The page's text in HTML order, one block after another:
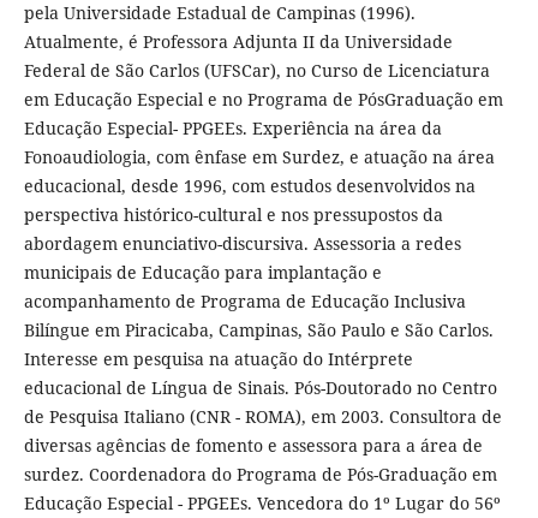
pela Universidade Estadual de Campinas (1996).
Atualmente, é Professora Adjunta II da Universidade
Federal de São Carlos (UFSCar), no Curso de Licenciatura
em Educação Especial e no Programa de PósGraduação em
Educação Especial- PPGEEs. Experiência na área da
Fonoaudiologia, com ênfase em Surdez, e atuação na área
educacional, desde 1996, com estudos desenvolvidos na
perspectiva histórico-cultural e nos pressupostos da
abordagem enunciativo-discursiva. Assessoria a redes
municipais de Educação para implantação e
acompanhamento de Programa de Educação Inclusiva
Bilíngue em Piracicaba, Campinas, São Paulo e São Carlos.
Interesse em pesquisa na atuação do Intérprete
educacional de Língua de Sinais. Pós-Doutorado no Centro
de Pesquisa Italiano (CNR - ROMA), em 2003. Consultora de
diversas agências de fomento e assessora para a área de
surdez. Coordenadora do Programa de Pós-Graduação em
Educação Especial - PPGEEs. Vencedora do 1º Lugar do 56º